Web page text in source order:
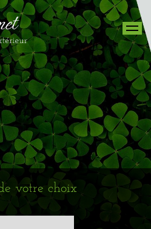
votre choix